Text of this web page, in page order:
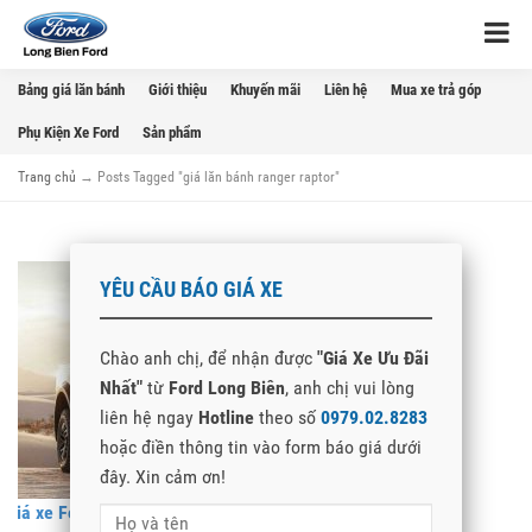
Bảng giá lăn bánh Giới thiệu Khuyến mãi Liên hệ Mua xe trả góp
Phụ Kiện Xe Ford Sản phẩm
Trang chủ → Posts Tagged "giá lăn bánh ranger raptor"
Giá xe Ford Ranger Raptor lăn bánh
YÊU CẦU BÁO GIÁ XE
Chào anh chị, để nhận được "Giá Xe Ưu Đãi
Nhất" từ Ford Long Biên, anh chị vui lòng
liên hệ ngay Hotline theo số 0979.02.8283
hoặc điền thông tin vào form báo giá dưới
đây. Xin cảm ơn!